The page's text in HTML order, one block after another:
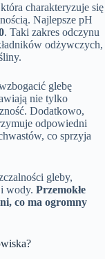
charakteryzuje się
Najlepsze pH
. Taki zakres odczynu
odżywczych,
glebę
nie tylko
Dodatkowo,
odpowiedni
co sprzyja
gleby,
wody. Przemokłe
co ma ogromny